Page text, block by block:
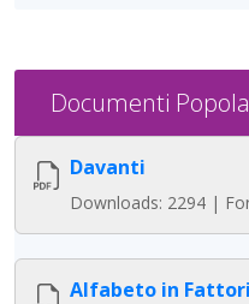
Documenti
Davanti
Downloads: 2294 |
Alfabeto in